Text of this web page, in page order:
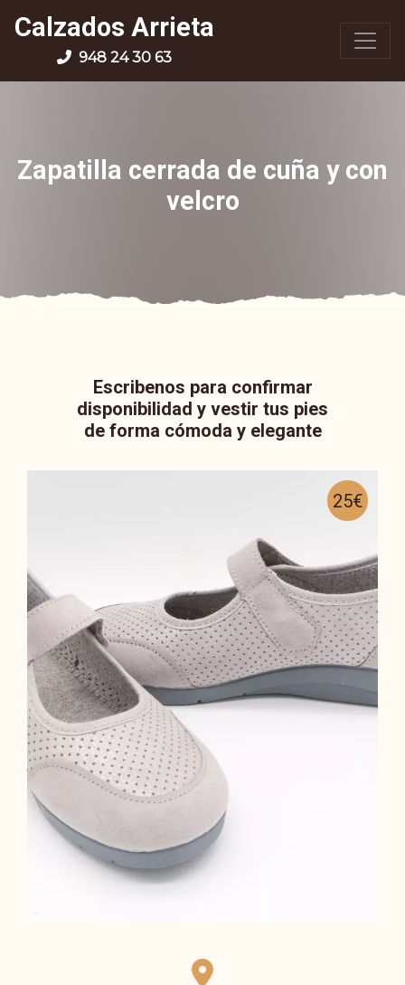
Calzados Arrieta
948 24 30 63
Zapatilla cerrada de cuña y con
velcro
Escribenos para confirmar
disponibilidad y vestir tus pies
de forma cómoda y elegante
25€